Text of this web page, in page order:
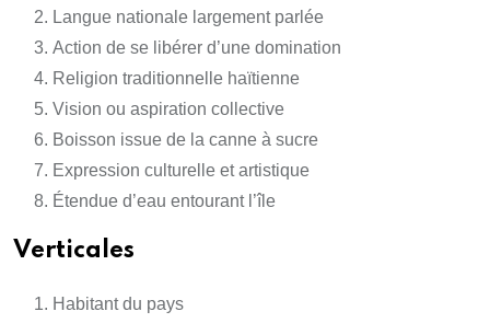
Langue nationale largement parlée
Action de se libérer d’une domination
Religion traditionnelle haïtienne
Vision ou aspiration collective
Boisson issue de la canne à sucre
Expression culturelle et artistique
Étendue d’eau entourant l’île
Verticales
Habitant du pays